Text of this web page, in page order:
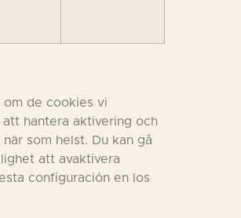
om de cookies vi
hantera aktivering och
som helst. Du kan gå
att avaktivera
configuración en los